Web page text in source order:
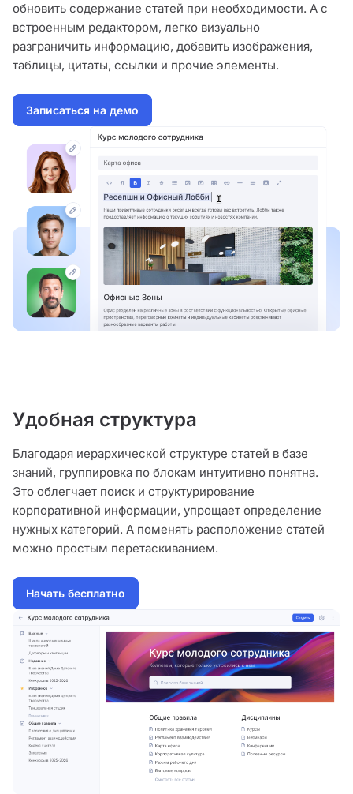
обновить содержание статей при необходимости. А с
встроенным редактором, легко визуально
разграничить информацию, добавить изображения,
таблицы, цитаты, ссылки и прочие элементы.
Записаться на демо
Удобная структура
Благодаря иерархической структуре статей в базе
знаний, группировка по блокам интуитивно понятна.
Это облегчает поиск и структурирование
корпоративной информации, упрощает определение
нужных категорий. А поменять расположение статей
можно простым перетаскиванием.
Начать бесплатно